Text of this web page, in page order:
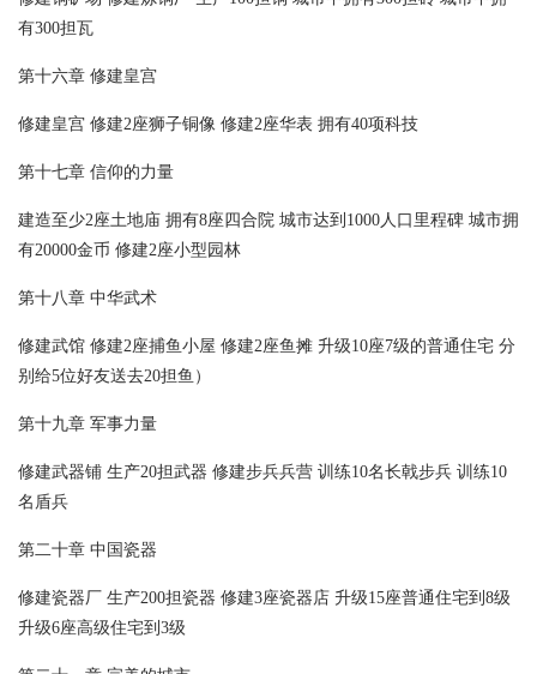
有300担瓦
第十六章 修建皇宫
修建皇宫 修建2座狮子铜像 修建2座华表 拥有40项科技
第十七章 信仰的力量
建造至少2座土地庙 拥有8座四合院 城市达到1000人口里程碑 城市拥
有20000金币 修建2座小型园林
第十八章 中华武术
修建武馆 修建2座捕鱼小屋 修建2座鱼摊 升级10座7级的普通住宅 分
别给5位好友送去20担鱼）
第十九章 军事力量
修建武器铺 生产20担武器 修建步兵兵营 训练10名长戟步兵 训练10
名盾兵
第二十章 中国瓷器
修建瓷器厂 生产200担瓷器 修建3座瓷器店 升级15座普通住宅到8级
升级6座高级住宅到3级